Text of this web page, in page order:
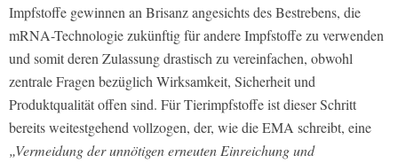
Impfstoffe gewinnen an Brisanz angesichts des Bestrebens, die
mRNA-Technologie zukünftig für andere Impfstoffe zu verwenden
und somit deren Zulassung drastisch zu vereinfachen, obwohl
zentrale Fragen bezüglich Wirksamkeit, Sicherheit und
Produktqualität offen sind. Für Tierimpfstoffe ist dieser Schritt
bereits weitestgehend vollzogen, der, wie die EMA schreibt, eine
„Vermeidung der unnötigen erneuten Einreichung und